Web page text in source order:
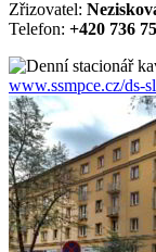
Zřizovatel:
Telefon: +420 736
www.ssmpce.cz/ds-